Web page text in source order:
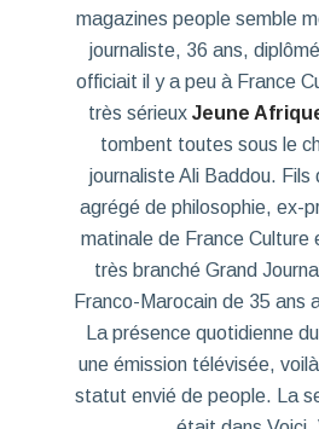
magazines people semble
journaliste, 36 ans,
officiait il y a peu à France
très sérieuxJeune
tombent toutes sous le
journaliste Ali Baddou. Fils
agrégé de philosophie, ex-
matinale de France Culture
très branché Grand
Franco-Marocain de 35 ans
La présence quotidienne
une émission télévisée,
statut envié de people. La